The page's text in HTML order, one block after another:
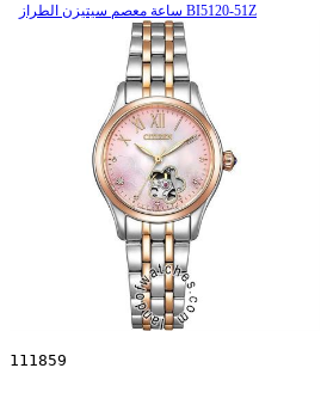
ساعة معصم سیتیزن الطراز BI5120-51Z
111859